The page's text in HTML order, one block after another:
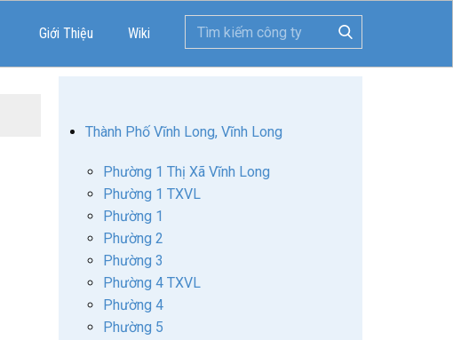
Giới Thiệu Wiki
Thành Phố Vĩnh Long, Vĩnh Long
Phường 1 Thị Xã Vĩnh Long
Phường 1 TXVL
Phường 1
Phường 2
Phường 3
Phường 4 TXVL
Phường 4
Phường 5